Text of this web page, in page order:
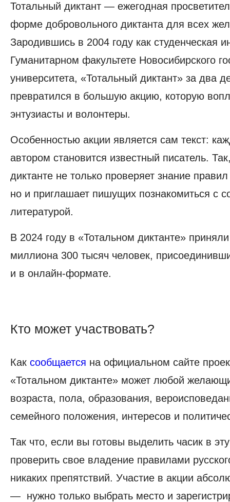
диктант?»
(Ну
а
вдруг
вы
не
знаете…)
Тотальный диктант — ежегодная
форме добровольного диктанта для всех
Зародившись в 2004 году как студенческая
Гуманитарном факультете Новосибирского
университета, «‎Тотальный диктант» за два
превратился в большую акцию, которую
энтузиасты и волонтеры.
Особенностью акции является сам текст:
автором становится известный писатель.
диктанте не только проверяет знание правил
но и приглашает пишущих познакомиться с
литературой.
В 2024 году в «‎Тотальном диктанте»‎
миллиона 300 тысяч человек,
и в онлайн-формате.
участвовать?
Кто может участвовать?
Как сообщается на официальном сайте
«Тотальном диктанте»‎ может любой
возраста, пола, образования,
семейного положения, интересов и
Так что, если вы готовы выделить часик в
проверить свое владение правилами
никаких препятствий. Участие в акции
— нужно только выбрать место и